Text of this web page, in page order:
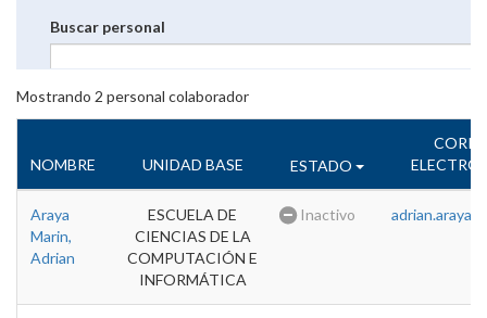
Buscar personal
Mostrando 2 personal colaborador
NOMBRE UNIDAD BASE ESTADO
Araya
Marin,
Adrian
ESCUELA DE
CIENCIAS DE LA
COMPUTACIÓN E
INFORMÁTICA
Inactivo